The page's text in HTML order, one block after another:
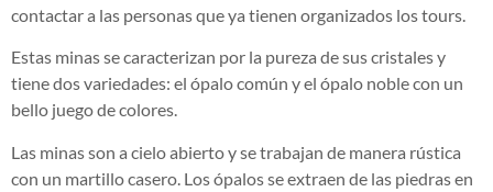
contactar a las personas que ya tienen organizados los tours.
Estas minas se caracterizan por la pureza de sus cristales y
tiene dos variedades: el ópalo común y el ópalo noble con un
bello juego de colores.
Las minas son a cielo abierto y se trabajan de manera rústica
con un martillo casero. Los ópalos se extraen de las piedras en